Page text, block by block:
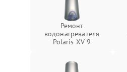
Ремонт
водонагревателя
Polaris XV 9